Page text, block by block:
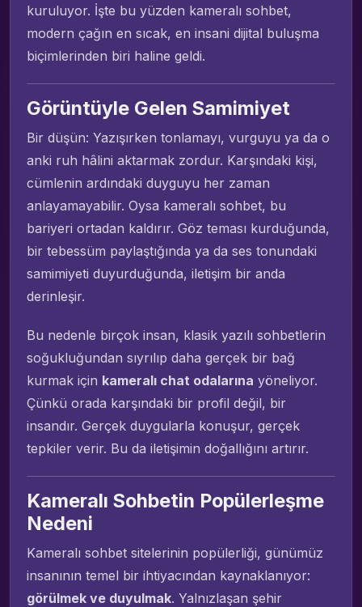
kuruluyor. İşte bu yüzden kameralı sohbet,
modern çağın en sıcak, en insani dijital buluşma
biçimlerinden biri haline geldi.
Görüntüyle Gelen Samimiyet
Bir düşün: Yazışırken tonlamayı, vurguyu ya da o
anki ruh hâlini aktarmak zordur. Karşındaki kişi,
cümlenin ardındaki duyguyu her zaman
anlayamayabilir. Oysa kameralı sohbet, bu
bariyeri ortadan kaldırır. Göz teması kurduğunda,
bir tebessüm paylaştığında ya da ses tonundaki
samimiyeti duyurduğunda, iletişim bir anda
derinleşir.
Bu nedenle birçok insan, klasik yazılı sohbetlerin
soğukluğundan sıyrılıp daha gerçek bir bağ
kurmak için kameralı chat odalarına yöneliyor.
Çünkü orada karşındaki bir profil değil, bir
insandır. Gerçek duygularla konuşur, gerçek
tepkiler verir. Bu da iletişimin doğallığını artırır.
Kameralı Sohbetin Popülerleşme
Nedeni
Kameralı sohbet sitelerinin popülerliği, günümüz
insanının temel bir ihtiyacından kaynaklanıyor:
görülmek ve duyulmak. Yalnızlaşan şehir